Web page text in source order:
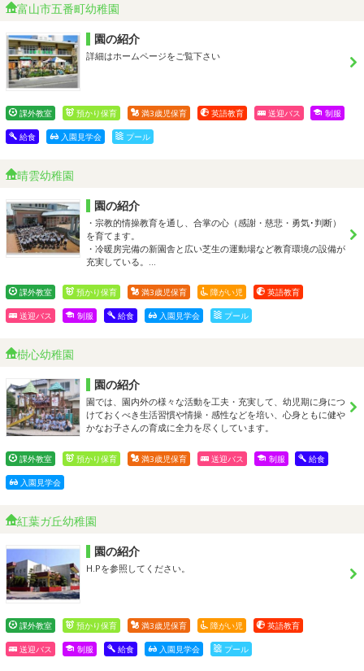
富山市五番町幼稚園
園の紹介
詳細はホームページをご覧下さい
課外教室 預かり保育 満3歳児保育 英語教育 送迎バス 制服
給食 入園見学会 プール
晴雲幼稚園
園の紹介
・宗教的情操教育を通し、合掌の心（感謝・慈悲・勇気･判断）
を育てます。
・冷暖房完備の新園舎と広い芝生の運動場など教育環境の設備が
充実している。…
課外教室 預かり保育 満3歳児保育 障がい児 英語教育
送迎バス 制服 給食 入園見学会 プール
樹心幼稚園
園の紹介
園では、園内外の様々な活動を工夫・充実して、幼児期に身につ
けておくべき生活習慣や情操・感性などを培い、心身ともに健や
かなお子さんの育成に全力を尽くしています。
課外教室 預かり保育 満3歳児保育 送迎バス 制服 給食
入園見学会
紅葉ガ丘幼稚園
園の紹介
H.Pを参照してください。
課外教室 預かり保育 満3歳児保育 障がい児 英語教育
送迎バス 制服 給食 入園見学会 プール